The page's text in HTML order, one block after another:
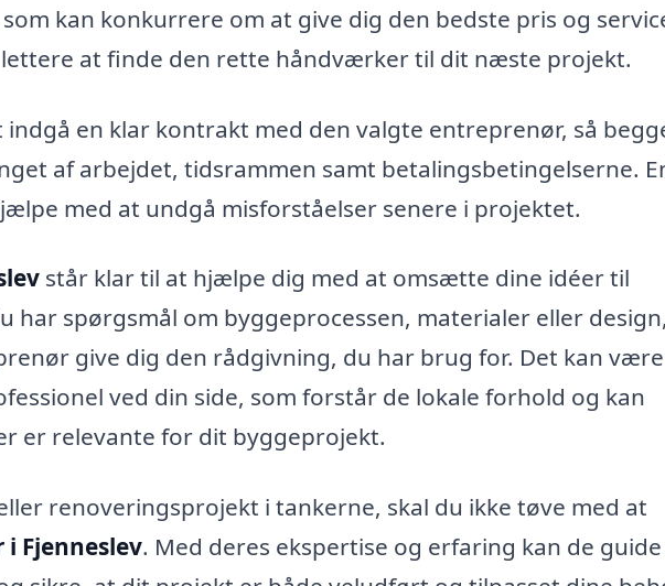
kan konkurrere om at give dig den bedste pris og
at finde den rette håndværker til dit næste projekt.
indgå en klar kontrakt med den valgte entreprenør, så
af arbejdet, tidsrammen samt betalingsbetingelserne.
med at undgå misforståelser senere i projektet.
står klar til at hjælpe dig med at omsætte dine idéer til
har spørgsmål om byggeprocessen, materialer eller
give dig den rådgivning, du har brug for. Det kan
ved din side, som forstår de lokale forhold og kan
er relevante for dit byggeprojekt.
renoveringsprojekt i tankerne, skal du ikke tøve med at
Fjenneslev. Med deres ekspertise og erfaring kan de